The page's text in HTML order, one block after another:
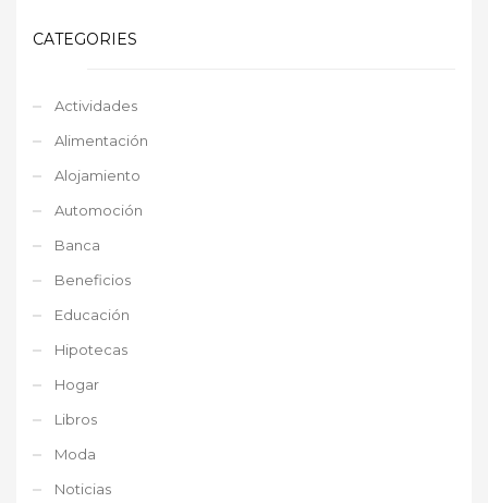
CATEGORIES
Actividades
Alimentación
Alojamiento
Automoción
Banca
Beneficios
Educación
Hipotecas
Hogar
Libros
Moda
Noticias